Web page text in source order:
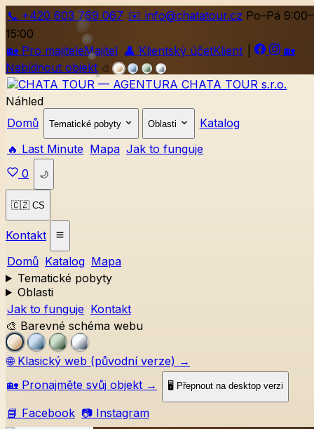
📞 +420 603 769 067 ✉️ info@chatatour.cz Po–Pá 9:00–
15:00
🏡 Pro majiteleMajitel 👤 Klientský účetKlient
🏡
Nabídnout objekt 🎨
Náhled
Domů
Tematické pobyty Oblasti
Katalog
🔥 Last Minute Mapa Jak to funguje
0
🌙
🇨🇿 CS
Kontakt
Domů Katalog Mapa
Tematické pobyty
Oblasti
Jak to funguje Kontakt
🎨 Barevné schéma webu
🌐 Klasický web (původní verze) →
🏡 Pronajměte svůj objekt → 🖥️ Přepnout na desktop verzi
📘 Facebook 📷 Instagram